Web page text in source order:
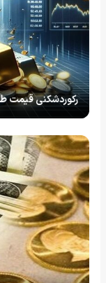
رکوردشکنی قیمت